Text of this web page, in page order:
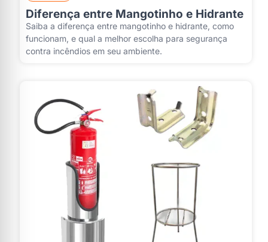
Diferença entre Mangotinho e Hidrante
Saiba a diferença entre mangotinho e hidrante, como
funcionam, e qual a melhor escolha para segurança
contra incêndios em seu ambiente.